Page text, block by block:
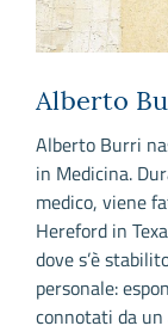
Alberto
Alberto Burri
in Medicina.
medico, viene
Hereford in
dove s’è
personale:
connotati da un